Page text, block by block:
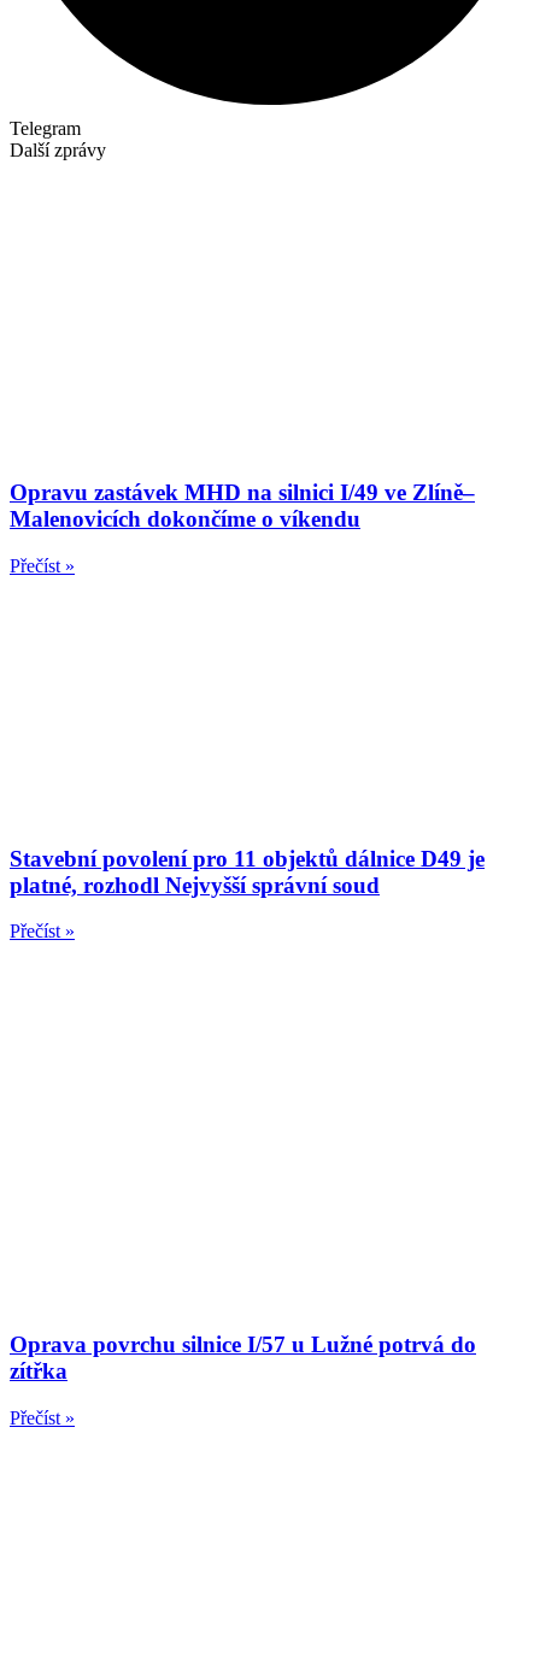
Telegram
Další zprávy
Opravu zastávek MHD na silnici I/49 ve Zlíně–
Malenovicích dokončíme o víkendu
Přečíst »
Stavební povolení pro 11 objektů dálnice D49 je
platné, rozhodl Nejvyšší správní soud
Přečíst »
Oprava povrchu silnice I/57 u Lužné potrvá do
zítřka
Přečíst »